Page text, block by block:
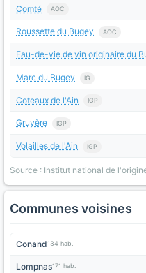
Comté AOC
Roussette du Bugey AOC
Eau-de-vie de vin originaire du
Marc du Bugey IG
Coteaux de l'Ain IGP
Gruyère IGP
Volailles de l'Ain IGP
Source : Institut national de
Communes voisines
Conand134 hab.
Lompnas171 hab.